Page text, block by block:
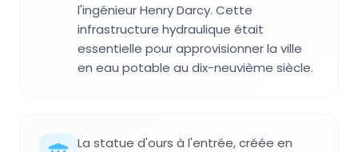
l'ingénieur Henry Darcy. Cette
infrastructure hydraulique était
essentielle pour approvisionner la ville
en eau potable au dix-neuvième siècle.
La statue d'ours à l'entrée, créée en